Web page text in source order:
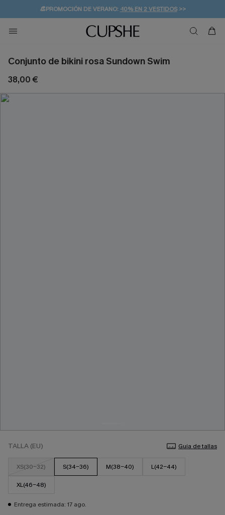
👒PROMOCIÓN DE VERANO:-10% EN 2 VESTIDOS>>
💌¡SUSCRIBIRSE & GANAR -10% EXTRA!
🚚ENVÍO GRATUITO A PARTIR DE 49 € >>
Conjunto de bikini rosa Sundown Swim
38,00 €
TALLA (EU) Guía de tallas
XS(30-32) S(34-36) M(38-40) L(42-44)
XL(46-48)
Entrega estimada: 17 ago.